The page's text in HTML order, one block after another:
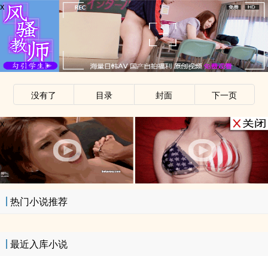
x
没有了 目录 封面 下一页
x
热门小说推荐
最近入库小说